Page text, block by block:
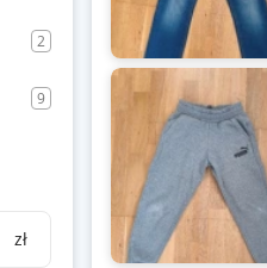
2
9
zł